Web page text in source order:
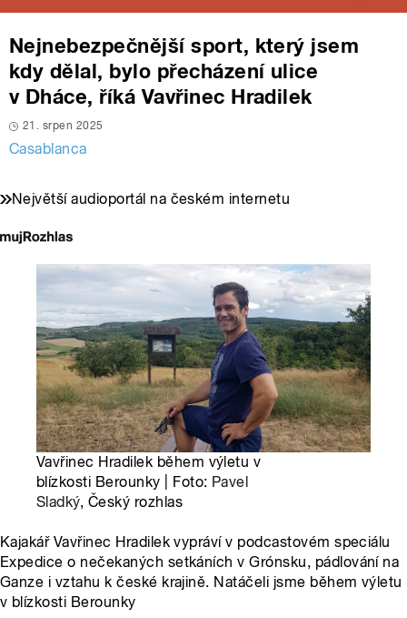
Nejnebezpečnější sport, který jsem
kdy dělal, bylo přecházení ulice
v Dháce, říká Vavřinec Hradilek
21. srpen 2025
Casablanca
Největší audioportál na českém internetu
Vavřinec Hradilek během výletu v
blízkosti Berounky | Foto: Pavel
Sladký, Český rozhlas
Kajakář Vavřinec Hradilek vypráví v podcastovém speciálu
Expedice o nečekaných setkáních v Grónsku, pádlování na
Ganze i vztahu k české krajině. Natáčeli jsme během výletu
v blízkosti Berounky